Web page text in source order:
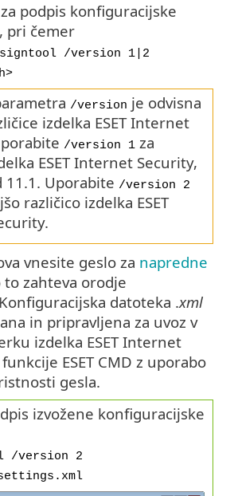
podpis konfiguracijske
, pri čemer
/version 1|2
/version je odvisna
izdelka ESET Internet
/version 1 za
ESET Internet Security,
11.1. Uporabite /version 2
različico izdelka ESET
vnesite geslo za napredne
to zahteva orodje
datoteka .xml
in pripravljena za uvoz v
izdelka ESET Internet
ESET CMD z uporabo
gesla.
izvožene konfiguracijske
/version 2